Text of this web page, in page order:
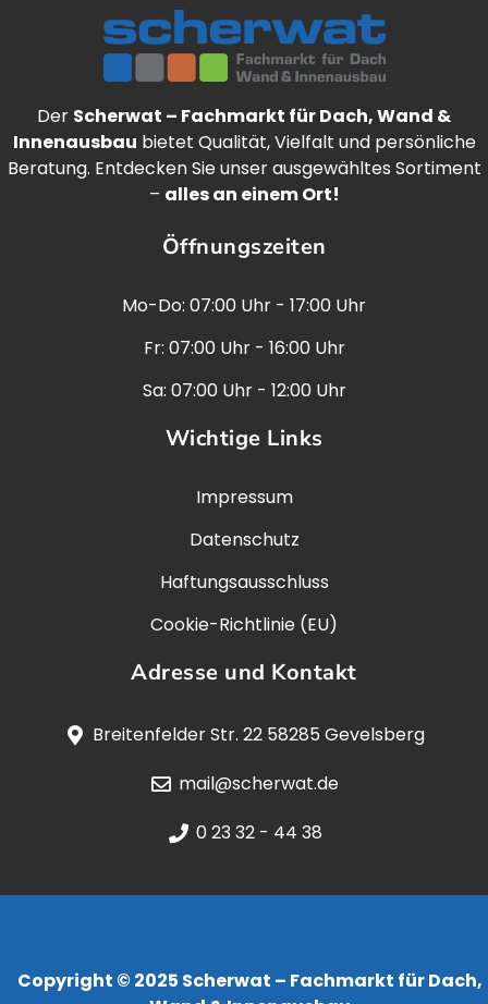
Der Scherwat – Fachmarkt für Dach, Wand &
Innenausbau bietet Qualität, Vielfalt und persönliche
Beratung. Entdecken Sie unser ausgewähltes Sortiment
– alles an einem Ort!
Öffnungszeiten
Mo-Do: 07:00 Uhr - 17:00 Uhr
Fr: 07:00 Uhr - 16:00 Uhr
Sa: 07:00 Uhr - 12:00 Uhr
Wichtige Links
Impressum
Datenschutz
Haftungsausschluss
Cookie-Richtlinie (EU)
Adresse und Kontakt
Breitenfelder Str. 22 58285 Gevelsberg
mail@scherwat.de
0 23 32 - 44 38
Copyright © 2025 Scherwat – Fachmarkt für Dach,